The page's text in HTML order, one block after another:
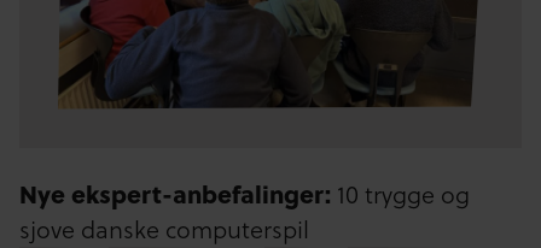
Nye ekspert-anbefalinger: 10 trygge og
sjove danske computerspil